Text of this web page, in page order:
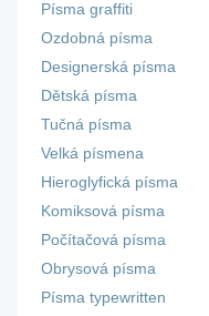
Písma graffiti
Ozdobná písma
Designerská písma
Dětská písma
Tučná písma
Velká písmena
Hieroglyfická písma
Komiksová písma
Počítačová písma
Obrysová písma
Písma typewritten